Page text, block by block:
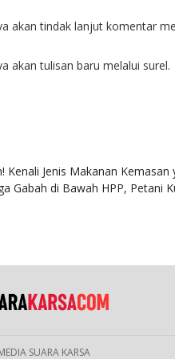
akan tindak lanjut komentar
akan tulisan baru melalui surel.
Kenali Jenis Makanan Kemasan
Gabah di Bawah HPP, Petani
SUARA KARSA